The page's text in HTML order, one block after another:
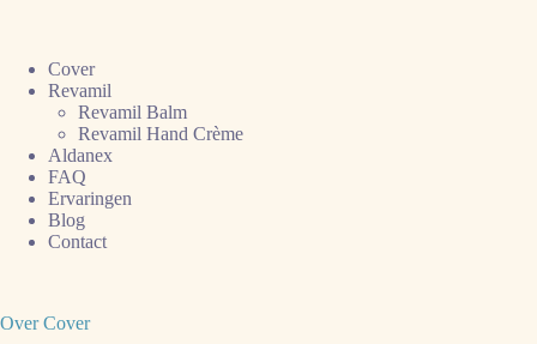
Cover
Revamil
Revamil Balm
Revamil Hand Crème
Aldanex
FAQ
Ervaringen
Blog
Contact
Over Cover